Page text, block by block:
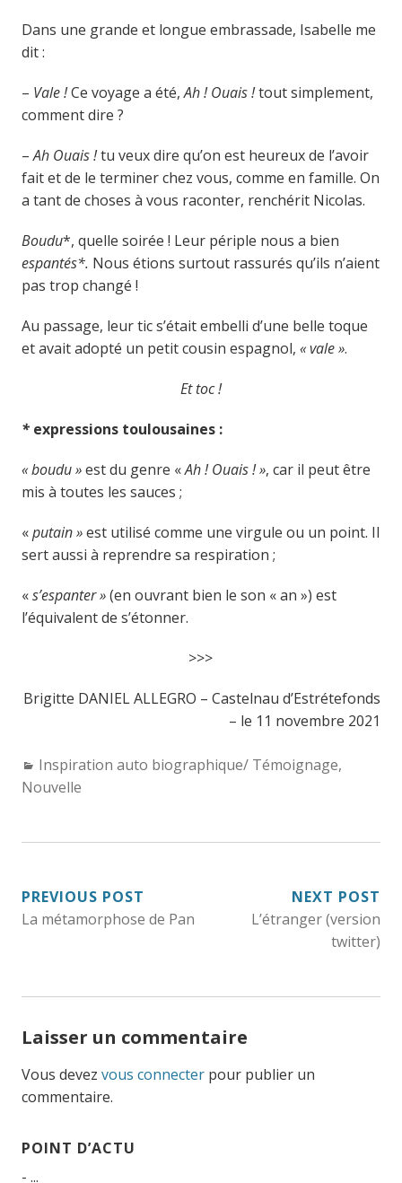
Dans une grande et longue embrassade, Isabelle me
dit :
– Vale !Ce voyage a été,Ah ! Ouais !tout simplement,
comment dire ?
–Ah Ouais !tu veux dire qu’on est heureux de l’avoir
fait et de le terminer chez vous, comme en famille. On
a tant de choses à vous raconter, renchérit Nicolas.
Boudu*, quelle soirée ! Leur périple nous a bien
espantés*. Nous étions surtout rassurés qu’ils n’aient
pas trop changé !
Au passage, leur tic s’était embelli d’une belle toque
et avait adopté un petit cousin espagnol, « vale ».
Et toc !
* expressions toulousaines :
« boudu »est du genre «Ah ! Ouais ! », car il peut être
mis à toutes les sauces ;
«putain »est utilisé comme une virgule ou un point. Il
sert aussi à reprendre sa respiration ;
«s’espanter »(en ouvrant bien le son « an ») est
l’équivalent de s’étonner.
>>>
Brigitte DANIEL ALLEGRO – Castelnau d’Estrétefonds
– le 11 novembre 2021
Categories:
Inspiration auto biographique/ Témoignage,
Nouvelle
NAVIGATION
DE
PREVIOUS POST
La métamorphose de Pan
NEXT POST
L’étranger (version
twitter)
Laisser un commentaire
Vous devez vous connecterpour publier un
commentaire.
POINT D’ACTU
- ...